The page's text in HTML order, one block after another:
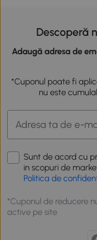
Descoperă
Adaugă adresa de
*Cuponul poate fi
nu este
Sunt de acord cu
in scopuri de
Politica de
*Cuponul de reducere
active pe site